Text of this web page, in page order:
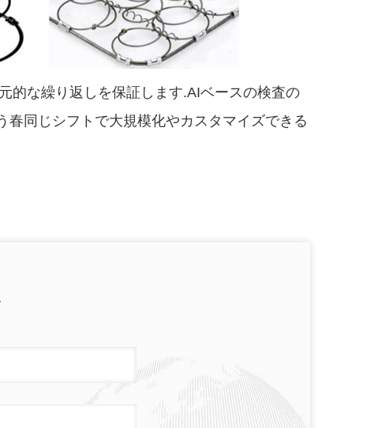
的な繰り返しを保証します.AIベースの検査の
春 同じシフトで大規模化やカスタマイズできる